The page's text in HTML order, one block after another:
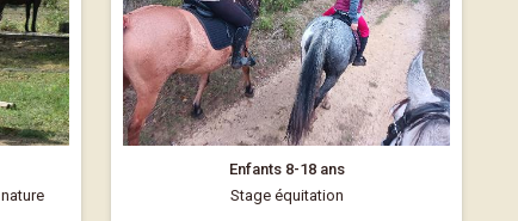
Enfants 8-18 ans
Stage équitation